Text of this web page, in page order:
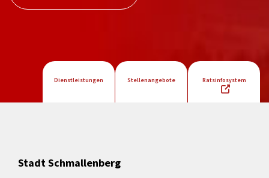
Dienstleistungen Stellenangebote Ratsinfosystem
Stadt Schmallenberg